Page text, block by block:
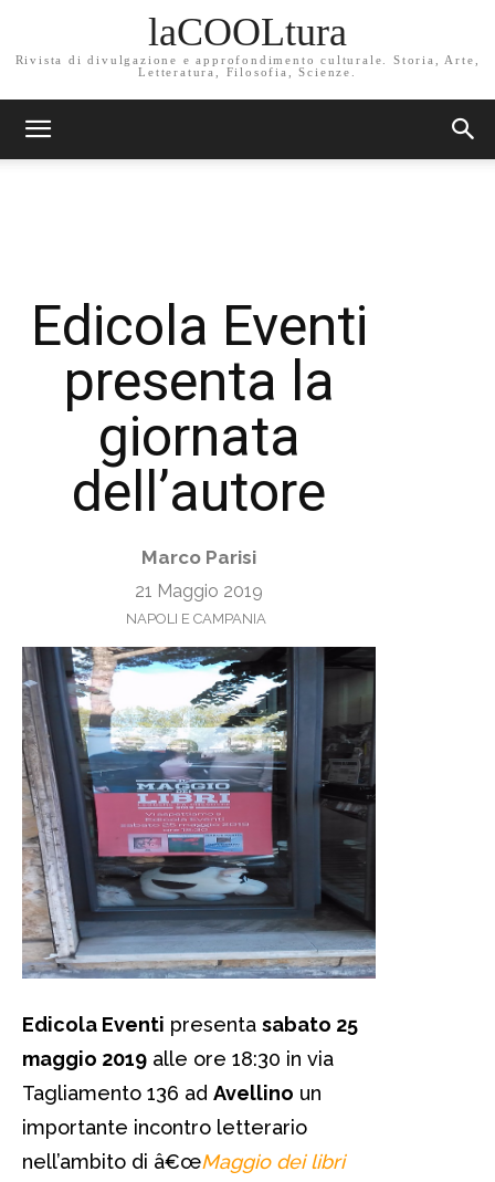
laCOOLtura
Rivista di divulgazione e approfondimento culturale. Storia, Arte,
Letteratura, Filosofia, Scienze.
Edicola Eventi
presenta la
giornata
dell’autore
Marco Parisi
21 Maggio 2019
NAPOLI E CAMPANIA
Edicola Eventi presenta sabato 25
maggio 2019 alle ore 18:30 in via
Tagliamento 136 ad Avellino un
importante incontro letterario
nell’ambito di â€œMaggio dei libri